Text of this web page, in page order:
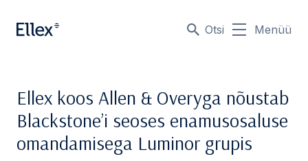
Otsi Menüü
Ellex koos Allen & Overyga nõustab
Blackstone’i seoses enamusosaluse
omandamisega Luminor grupis